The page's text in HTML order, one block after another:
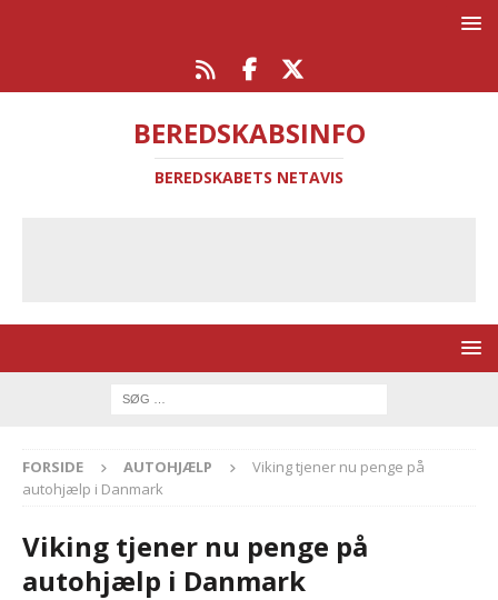
BEREDSKABSINFO
BEREDSKABETS NETAVIS
FORSIDE AUTOHJÆLP
Viking tjener nu penge på
autohjælp i Danmark
Viking tjener nu penge på
autohjælp i Danmark